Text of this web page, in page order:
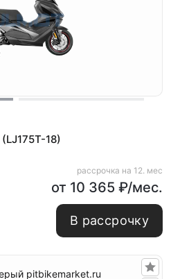
18)
рассрочка на 12. мес
от 10 365 ₽/мес.
В рассрочку